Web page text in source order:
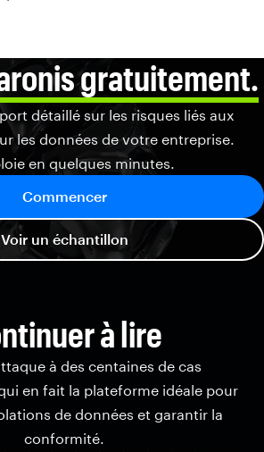
gratuitement.
détaillé sur les risques liés aux
les données de votre entreprise.
en quelques minutes.
Commencer
Voir un échantillon
à lire
à des centaines de cas
en fait la plateforme idéale pour
de données et garantir la
conformité.